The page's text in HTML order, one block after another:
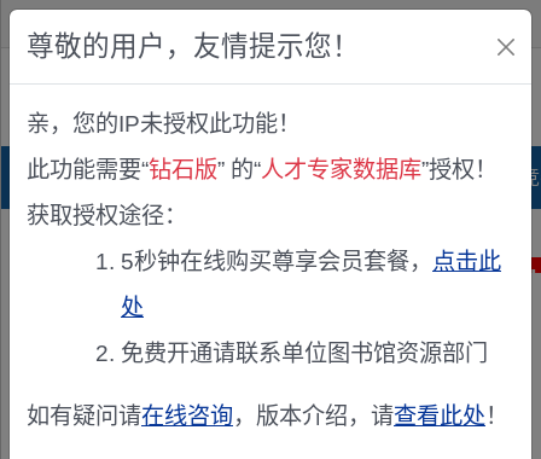
公众版
首页 科研项目库 项目指南库 奖项
尊敬的用户，友情提示您！
亲，您的IP未授权此功能！
此功能需要“钻石版” 的“人才专家数据库”授权！
获取授权途径：
5秒钟在线购买尊享会员套餐， 点击此
处
免费开通请联系单位图书馆资源部门
如有疑问请在线咨询，版本介绍，请查看此处！